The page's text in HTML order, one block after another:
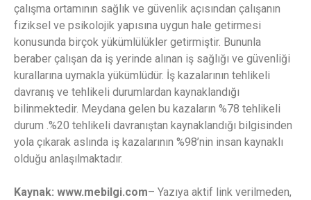
çalışma ortamının sağlık ve güvenlik açısından çalışanın
fiziksel ve psikolojik yapısına uygun hale getirmesi
konusunda birçok yükümlülükler getirmiştir. Bununla
beraber çalışan da iş yerinde alınan iş sağlığı ve güvenliği
kurallarına uymakla yükümlüdür. İş kazalarının tehlikeli
davranış ve tehlikeli durumlardan kaynaklandığı
bilinmektedir. Meydana gelen bu kazaların %78 tehlikeli
durum .%20 tehlikeli davranıştan kaynaklandığı bilgisinden
yola çıkarak aslında iş kazalarının %98’nin insan kaynaklı
olduğu anlaşılmaktadır.
Kaynak: www.mebilgi.com– Yazıya aktif link verilmeden,